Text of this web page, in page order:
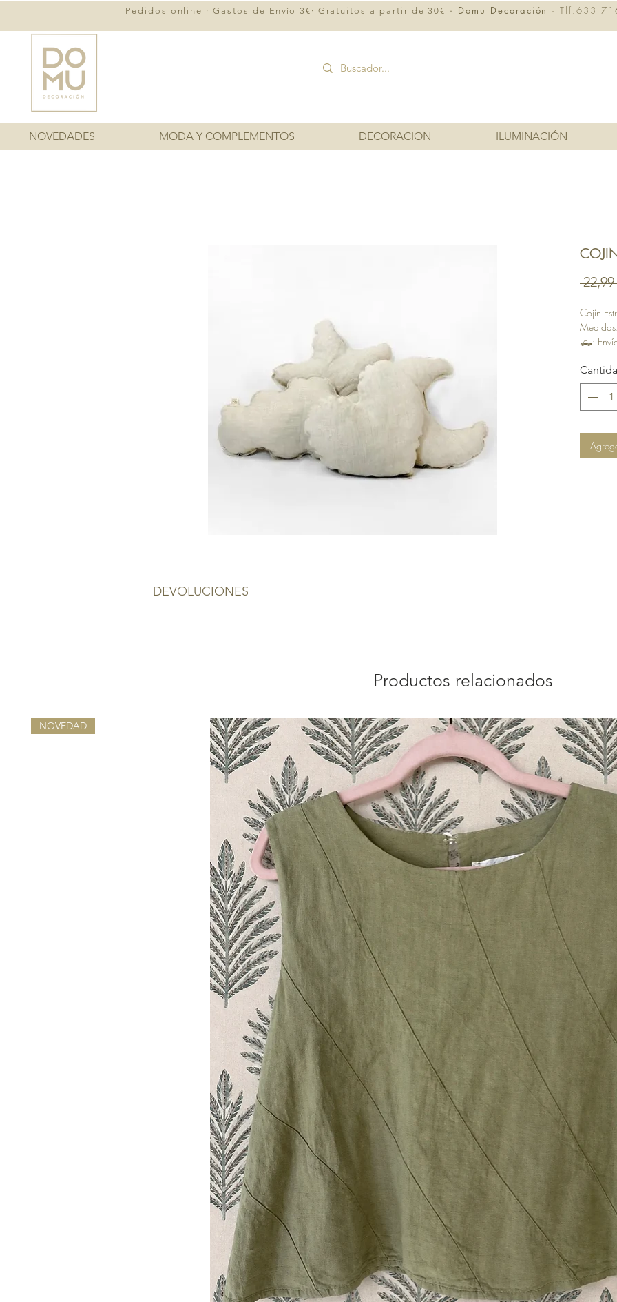
Pedidos online · Gastos de Envío 3€· Gratuitos a partir de 30€ · Domu Decoración · Tlf:633
NOVEDADES MODA Y COMPLEMENTOS DECORACION ILUMINACIÓN
22,99
Cojín
🛻:
DEVOLUCIONES
Productos relacionados
NOVEDAD